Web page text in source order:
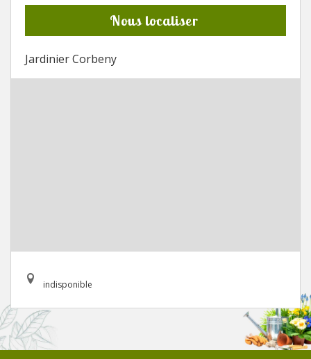
Nous localiser
Jardinier Corbeny
indisponible